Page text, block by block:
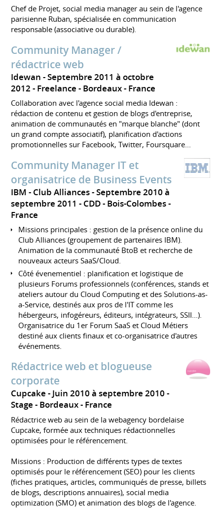
Chef de Projet, social media manager au sein de l'agence
parisienne Ruban, spécialisée en communication
responsable (associative ou durable).
Community Manager /
rédactrice web
Idewan
Septembre 2011 à octobre
2012 Freelance Bordeaux France
Collaboration avec l'agence social media Idewan :
rédaction de contenu et gestion de blogs d'entreprise,
animation de communautés en "marque blanche" (dont
un grand compte associatif), planification d'actions
promotionnelles sur Facebook, Twitter, Foursquare...
Community Manager IT et
organisatrice de Business Events
IBM - Club Alliances
Septembre 2010 à
septembre 2011 CDD
Bois-Colombes
France
Missions principales : gestion de la présence online du
Club Alliances (groupement de partenaires IBM).
Animation de la communauté BtoB et recherche de
nouveaux acteurs SaaS/Cloud.
Côté évenementiel : planification et logistique de
plusieurs Forums professionnels (conférences, stands et
ateliers autour du Cloud Computing et des Solutions-as-
a-Service, destinés aux pros de l'IT comme les
hébergeurs, infogéreurs, éditeurs, intégrateurs, SSII...).
Organisatrice du 1er Forum SaaS et Cloud Métiers
destiné aux clients finaux et co-organisatrice d'autres
événements.
Rédactrice web et blogueuse
corporate
Cupcake
Juin 2010 à septembre 2010
Stage
Bordeaux France
Rédactrice web au sein de la webagency bordelaise
Cupcake, formée aux techniques rédactionnelles
optimisées pour le référencement.
Missions : Production de différents types de textes
optimisés pour le référencement (SEO) pour les clients
(fiches pratiques, articles, communiqués de presse, billets
de blogs, descriptions annuaires), social media
optimization (SMO) et animation des blogs de l'agence.